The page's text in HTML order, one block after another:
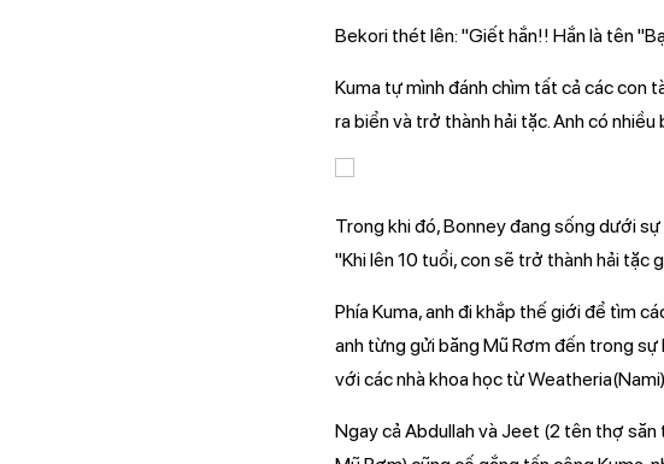
Bekori thét lên: "Giết hắn!! Hắn là tên
Kuma tự mình đánh chìm tất cả các con
ra biển và trở thành hải tặc. Anh có
Trong khi đó, Bonney đang sống dưới
"Khi lên 10 tuổi, con sẽ trở thành hải tặc
Phía Kuma, anh đi khắp thế giới để tìm
anh từng gửi băng Mũ Rơm đến trong
với các nhà khoa học từ
Ngay cả Abdullah và Jeet (2 tên thợ